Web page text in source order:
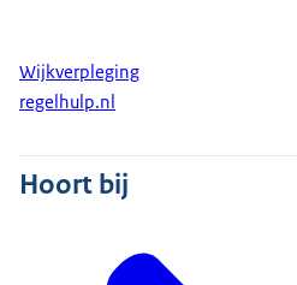
Wijkverpleging
regelhulp.nl
Hoort bij